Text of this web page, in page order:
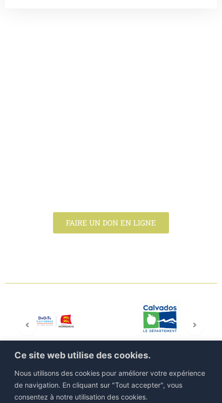
Ce site web utilise des cookies.
Nous utilisons des cookies pour améliorer votre expérience
de navigation. En cliquant sur "Tout accepter", vous
consentez à notre utilisation des cookies.
FAIRE UN DON EN LIGNE
©IEJP 2026. Tous droits réservés |Mentions légales